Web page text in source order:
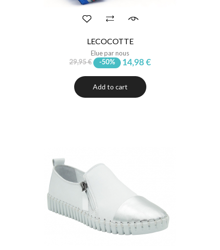
LECOCOTTE
Elue par nous
29,95 € -50% 14,98 €
Add to cart